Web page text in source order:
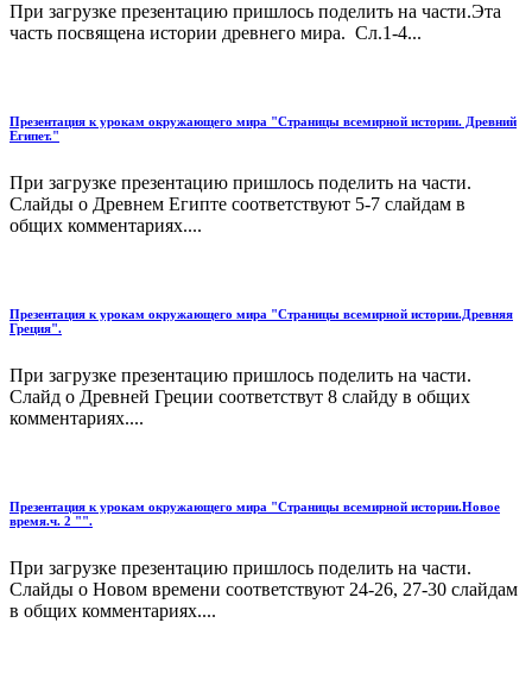
При загрузке презентацию пришлось поделить на части.Эта
часть посвящена истории древнего мира. Сл.1-4...
Презентация к урокам окружающего мира "Страницы всемирной истории. Древний
Египет."
При загрузке презентацию пришлось поделить на части.
Слайды о Древнем Египте соответствуют 5-7 слайдам в
общих комментариях....
Презентация к урокам окружающего мира "Страницы всемирной истории.Древняя
Греция".
При загрузке презентацию пришлось поделить на части.
Слайд о Древней Греции соответствут 8 слайду в общих
комментариях....
Презентация к урокам окружающего мира "Страницы всемирной истории.Новое
время.ч. 2 "".
При загрузке презентацию пришлось поделить на части.
Слайды о Новом времени соответствуют 24-26, 27-30 слайдам
в общих комментариях....